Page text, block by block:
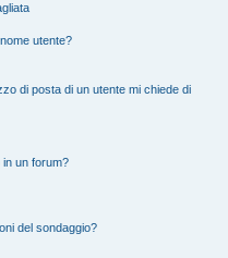
utente?
di posta di un utente mi chiede di
un forum?
del sondaggio?